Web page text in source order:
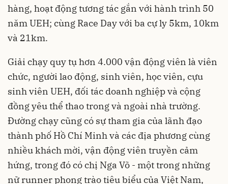
hàng, hoạt động tương tác gắn với hành trình 50
năm UEH; cùng Race Day với ba cự ly 5km, 10km
và 21km.
Giải chạy quy tụ hơn 4.000 vận động viên là viên
chức, người lao động, sinh viên, học viên, cựu
sinh viên UEH, đối tác doanh nghiệp và cộng
đồng yêu thể thao trong và ngoài nhà trường.
Đường chạy cũng có sự tham gia của lãnh đạo
thành phố Hồ Chí Minh và các địa phương cùng
nhiều khách mời, vận động viên truyền cảm
hứng, trong đó có chị Nga Võ - một trong những
nữ runner phong trào tiêu biểu của Việt Nam,